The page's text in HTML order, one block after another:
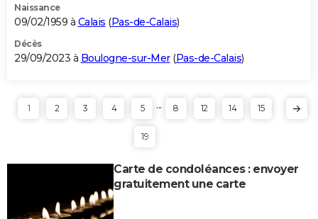
Naissance
09/02/1959 à Calais (Pas-de-Calais)
Décès
29/09/2023 à Boulogne-sur-Mer(Pas-de-Calais)
1 2 3 4 5 ... 8 12 14 15
19
Carte de condoléances : envoyer
gratuitement une carte